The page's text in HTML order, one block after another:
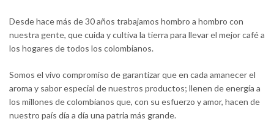
Desde hace más de 30 años trabajamos hombro a hombro con
nuestra gente, que cuida y cultiva la tierra para llevar el mejor café a
los hogares de todos los colombianos.
Somos el vivo compromiso de garantizar que en cada amanecer el
aroma y sabor especial de nuestros productos; llenen de energía a
los millones de colombianos que, con su esfuerzo y amor, hacen de
nuestro país día a día una patria más grande.